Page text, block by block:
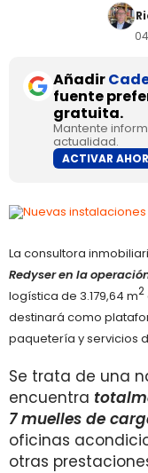
Añadir
fuente
gratuita.
Mantente
actualidad.
ACTIVAR
La consultora
Redyser en la
logística de 3.179,64 m2
destinará como
paquetería y servicios
Se trata de una
encuentra
7 muelles de
oficinas
otras